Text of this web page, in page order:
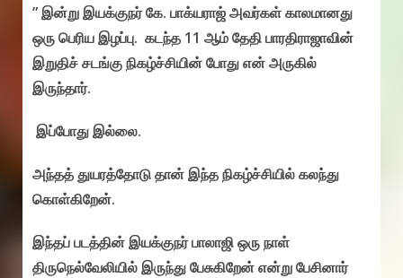
” இன்று இயக்குநர் கே. பாக்யராஜ் அவர்கள் காலமானது
ஒரு பெரிய இழப்பு. கடந்த 11 ஆம் தேதி பாரதிராஜாவின்
இறுதிச் சடங்கு நிகழ்ச்சியின் போது என் அருகில்
இருந்தார்.
இப்போது இல்லை.
அந்தத் துயரத்தோடு தான் இந்த நிகழ்ச்சியில் கலந்து
கொள்கிறேன்.
இந்தப் படத்தின் இயக்குநர் பாலாஜி ஒரு நாள்
திருநெல்வேலியில் இருந்து பேசுகிறேன் என்று பேசினார்